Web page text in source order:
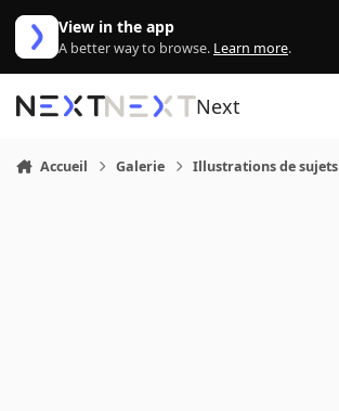
Aller au contenu
View in the app
A better way to browse. Learn more.
Next
Accueil Galerie Illustrations de sujets